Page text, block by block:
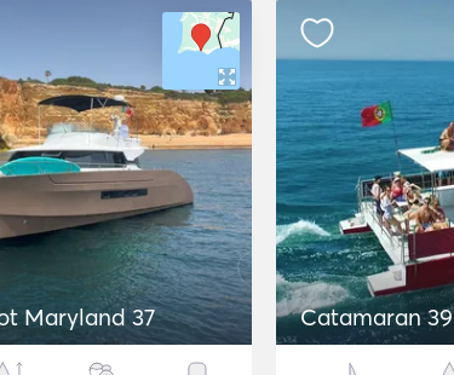
Maryland 37 Catamaran 39